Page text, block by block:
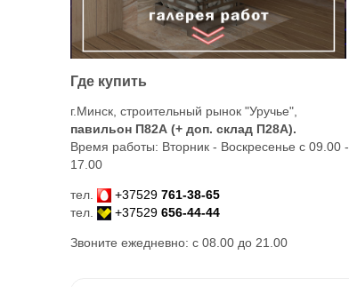
Где купить
г.Минск, строительный рынок "Уручье",
павильон П82А (+ доп. склад П28А).
Время работы: Вторник - Воскресенье с 09.00 -
17.00
тел. +37529 761-38-65
тел.
+37529 656-44-44
Звоните ежедневно: с 08.00 до 21.00